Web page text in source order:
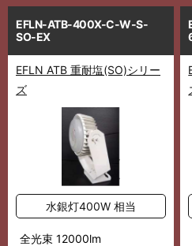
EFLN-ATB-400X-C-W-S-
SO-EX
EFLN ATB 重耐塩(SO)シリー
ズ
水銀灯400W 相当
全光束 12000lm